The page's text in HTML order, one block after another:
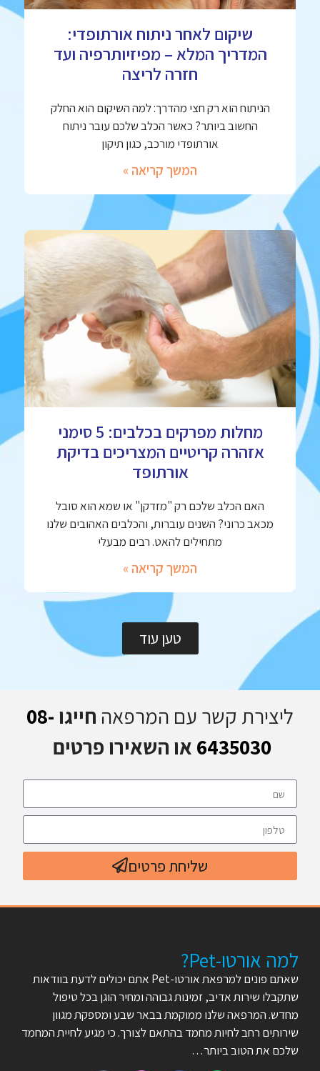
שיקום לאחר ניתוח אורתופדי:
המדריך המלא – מפיזיותרפיה ועד
חזרה לריצה
הניתוח הוא רק חצי מהדרך: למה השיקום הוא החלק
החשוב ביותר? כאשר הכלב שלכם עובר ניתוח
אורתופדי מורכב, כגון תיקון
המשך קריאה »
מחלות מפרקים בכלבים: 5 סימני
אזהרה קריטיים המצריכים בדיקת
אורתופד
האם הכלב שלכם רק "מזדקן" או שמא הוא סובל
מכאב כרוני? השנים עוברות, והכלבים האהובים שלנו
מתחילים להאט. רבים מבעלי
המשך קריאה »
טען עוד
ליצירת קשר עם המרפאה חייגו 08-
6435030 או השאירו פרטים
שליחת פרטים
למה אורטו-Pet?
שאתם פונים למרפאת אורטו-Pet אתם יכולים לדעת בוודאות
שתקבלו שירות אדיב, זמינות גבוהה ומחיר הוגן בכל טיפול
מחדש. המרפאה שלנו ממוקמת בבאר שבע ומספקת מגוון
שירותים רחב לחיות מחמד בהתאם לצורך. כי מגיע לחיית המחמד
שלכם את הטוב ביותר…